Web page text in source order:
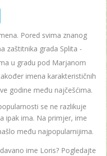
Pored svima znanog
zaštitnika grada Splita -
u gradu pod Marjanom
imena karakterističnih
godine među najčešćima.
se ne razlikuje
ipak ima. Na primjer, ime
među najpopularnijima.
ime Loris? Pogledajte